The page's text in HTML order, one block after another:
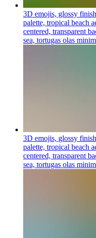
3D emojis, glossy
palette, tropical beach
centered, transparent
sea, tortugas olas
3D emojis, glossy
palette, tropical beach
centered, transparent
sea, tortugas olas